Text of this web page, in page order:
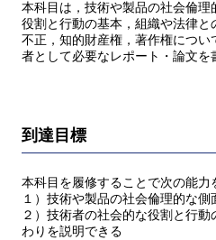
本科目は，技術や製品の社会倫
役割と行動の基本，組織や法律
不正，知的財産権，著作権につ
者として必要なレポート・論文を
到達目標
本科目を履修することで次の能力
１）技術や製品の社会倫理的な側
２）技術者の社会的な役割と行
わりを説明できる